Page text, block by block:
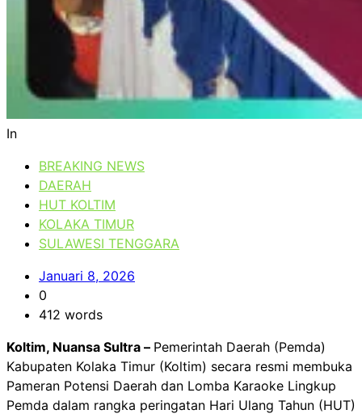
In
BREAKING NEWS
DAERAH
HUT KOLTIM
KOLAKA TIMUR
SULAWESI TENGGARA
Januari 8, 2026
0
412 words
Koltim, Nuansa Sultra – Pemerintah Daerah (Pemda)
Kabupaten Kolaka Timur (Koltim) secara resmi membuka
Pameran Potensi Daerah dan Lomba Karaoke Lingkup
Pemda dalam rangka peringatan Hari Ulang Tahun (HUT)